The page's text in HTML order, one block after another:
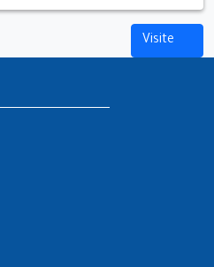
Visite